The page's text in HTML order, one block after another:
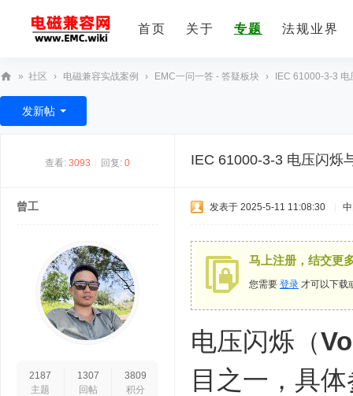
首页 关于 专题 法规业界
E
» 社区 › 电磁兼容实战案例 › EMC一问一答 - 答疑板块 › IEC 61000-3-3
发新帖
查看: 3093 回复: 0 IEC 61000-3-3 电压闪烁
曾工
2187
主题
1307
回帖
3809
积分
发表于 2025-5-11 11:08:30
马上注册，结交更
您需要 登录 才可以下载
电压闪烁（
目之一，具